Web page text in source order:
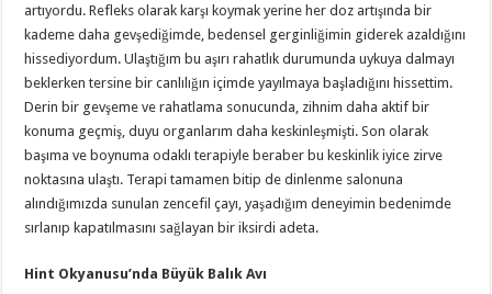
artıyordu. Refleks olarak karşı koymak yerine her doz artışında bir
kademe daha gevşediğimde, bedensel gerginliğimin giderek azaldığını
hissediyordum. Ulaştığım bu aşırı rahatlık durumunda uykuya dalmayı
beklerken tersine bir canlılığın içimde yayılmaya başladığını hissettim.
Derin bir gevşeme ve rahatlama sonucunda, zihnim daha aktif bir
konuma geçmiş, duyu organlarım daha keskinleşmişti. Son olarak
başıma ve boynuma odaklı terapiyle beraber bu keskinlik iyice zirve
noktasına ulaştı. Terapi tamamen bitip de dinlenme salonuna
alındığımızda sunulan zencefil çayı, yaşadığım deneyimin bedenimde
sırlanıp kapatılmasını sağlayan bir iksirdi adeta.
Hint Okyanusu’nda Büyük Balık Avı